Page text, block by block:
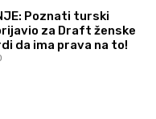
Poznati turski
za Draft ženske
da ima prava na to!